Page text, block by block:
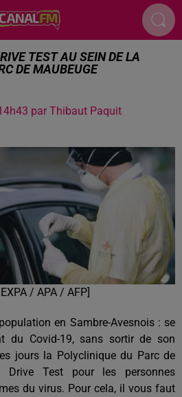
TEST AU SEIN DE LA
DE MAUBEUGE
par Thibaut Paquit
/ APA / AFP]
en Sambre-Avesnois : se
du Covid-19, sans sortir de son
jours la Polyclinique du Parc de
Drive Test pour les personnes
du virus. Pour cela, il vous faut